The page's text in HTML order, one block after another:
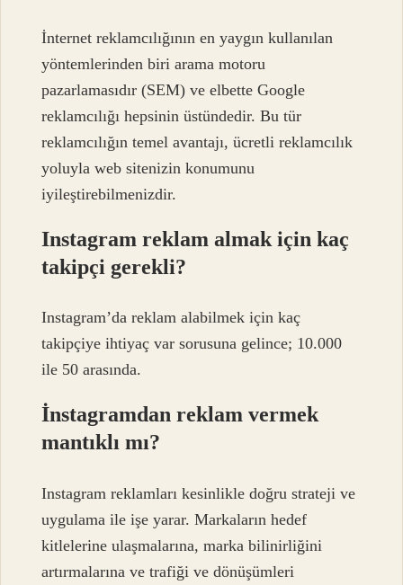
İnternet reklamcılığının en yaygın kullanılan
yöntemlerinden biri arama motoru
pazarlamasıdır (SEM) ve elbette Google
reklamcılığı hepsinin üstündedir. Bu tür
reklamcılığın temel avantajı, ücretli reklamcılık
yoluyla web sitenizin konumunu
iyileştirebilmenizdir.
Instagram reklam almak için kaç
takipçi gerekli?
Instagram’da reklam alabilmek için kaç
takipçiye ihtiyaç var sorusuna gelince; 10.000
ile 50 arasında.
İnstagramdan reklam vermek
mantıklı mı?
Instagram reklamları kesinlikle doğru strateji ve
uygulama ile işe yarar. Markaların hedef
kitlelerine ulaşmalarına, marka bilinirliğini
artırmalarına ve trafiği ve dönüşümleri